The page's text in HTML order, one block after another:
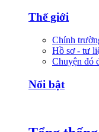
Thế giới
Chính
Hồ sơ - tư
Chuyện đó
Nổi bật